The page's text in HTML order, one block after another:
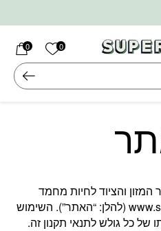
0 הרשימה
0
והציוד לחיות מחמד
המקוון סופר פט www.superpet.co.il (להלן: “האתר”). השימוש
כל גולש לתנאי תקנון זה.